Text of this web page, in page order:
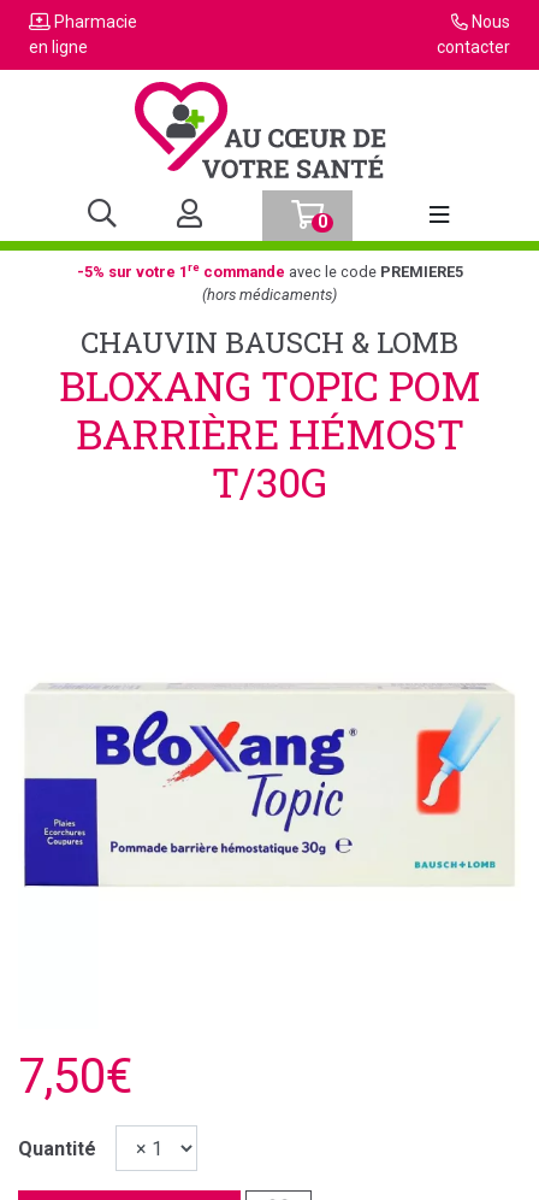
Pharmacie
en ligne
Nous
contacter
0
Afficher la
-5% sur votre 1recommande avec le code PREMIERE5
(hors médicaments)
CHAUVIN BAUSCH & LOMB
BLOXANG TOPIC POM
BARRIÈRE HÉMOST
T/30G
7,50€
Quantité